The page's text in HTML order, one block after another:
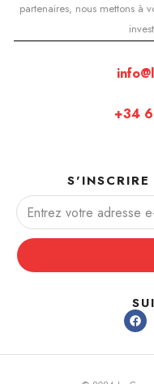
partenaires, nous mettons à
+34